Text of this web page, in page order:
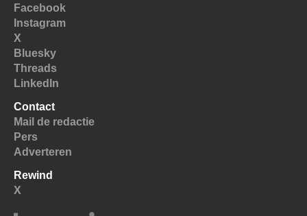
Facebook
Instagram
X
Bluesky
Threads
LinkedIn
Contact
Mail de redactie
Pers
Adverteren
Rewind
X